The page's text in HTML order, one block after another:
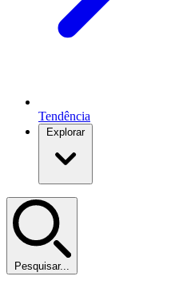
Tendência
Explorar
Pesquisar...